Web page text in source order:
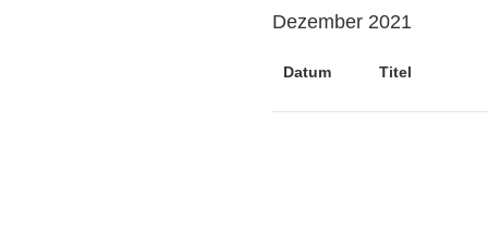
Dezember 2021
Datum Titel